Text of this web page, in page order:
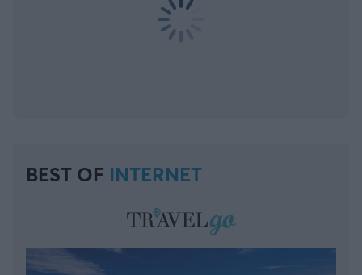
BEST OF INTERNET